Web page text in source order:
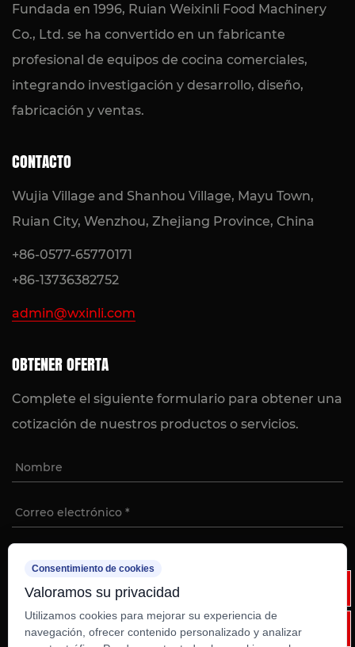
combustión en seco: calentamiento
confiable de alimentos para cocinas
comerciales
LEER MÁS
Fundada en 1996, Ruian Weixinli Food Machinery
Co., Ltd. se ha convertido en un fabricante
profesional de equipos de cocina comerciales,
integrando investigación y desarrollo, diseño,
fabricación y ventas.
CONTACTO
Wujia Village and Shanhou Village, Mayu Town,
Ruian City, Wenzhou, Zhejiang Province, China
+86-0577-65770171
+86-13736382752
admin@wxinli.com
OBTENER OFERTA
Complete el siguiente formulario para obtener una
cotización de nuestros productos o servicios.
Consentimiento de cookies
Valoramos su privacidad
Utilizamos cookies para mejorar su experiencia de
navegación, ofrecer contenido personalizado y analizar